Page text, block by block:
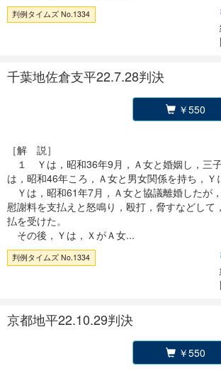
判例タイムズ No.1334
千葉地佐倉支平22.7.28判決
￥550
［解 説］
１ Ｙは，昭和36年9月，Ａ女と婚姻し，三
は，昭和46年ころ，Ａ女と男女関係を持ち，Ｙ
Ｙは，昭和61年7月，Ａ女と協議離婚したが
慰謝料を支払えと怒鳴り，殴打，脅すなどして
払を受けた。
その後，Ｙは，ＸがＡ女...
判例タイムズ No.1334
京都地平22.10.29判決
￥550